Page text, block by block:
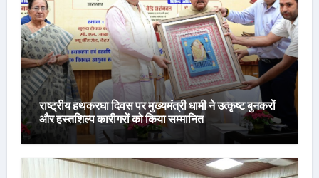
राष्ट्रीय हथकरघा दिवस पर मुख्यमंत्री धामी ने उत्कृष्ट बुनकरों
और हस्तशिल्प कारीगरों को किया सम्मानित